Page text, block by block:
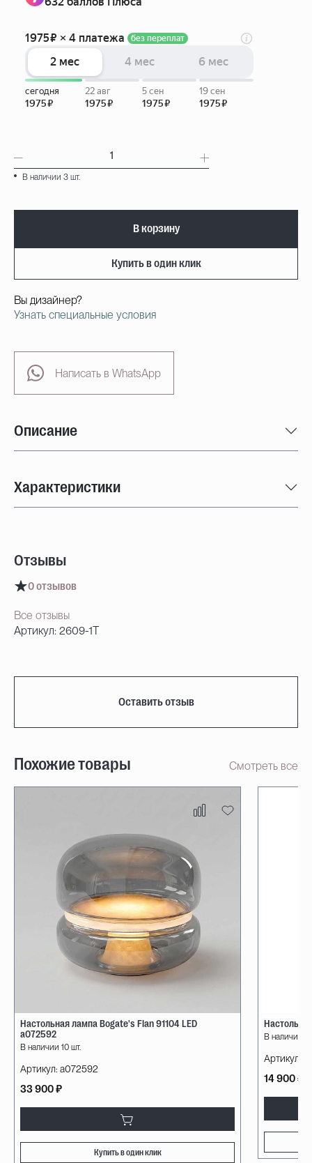
В наличии 3 шт.
В корзину
Купить в один клик
Вы дизайнер?
Узнать специальные условия
Написать в WhatsApp
Описание
Характеристики
Отзывы
0 отзывов
Все отзывы
Артикул: 2609-1T
Оставить отзыв
Похожие товары Смотреть все
Настольная лампа Bogate's Flan 91104 LED
a072592
В наличии 10 шт.
Артикул: a072592
33 900 ₽
Купить в один клик
В наличии
Артикул:
14 900 ₽